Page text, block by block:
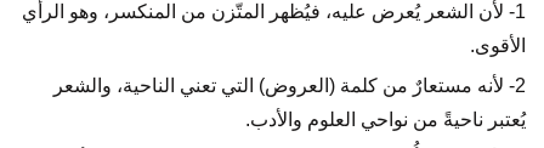
1- لأن الشعر يُعرض عليه، فيُظهر المتّزن من المنكسر، وهو الرأي
الأقوى.
2- لأنه مستعارٌ من كلمة (العروض) التي تعني الناحية، والشعر
يُعتبر ناحيةً من نواحي العلوم والأدب.